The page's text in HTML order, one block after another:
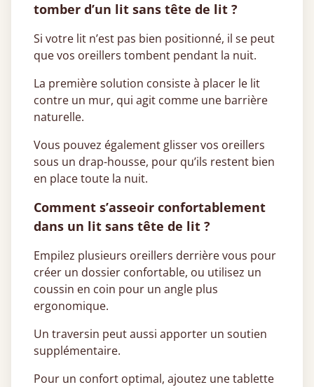
tomber d’un lit sans tête de lit ?
Si votre lit n’est pas bien positionné, il se peut
que vos oreillers tombent pendant la nuit.
La première solution consiste à placer le lit
contre un mur, qui agit comme une barrière
naturelle.
Vous pouvez également glisser vos oreillers
sous un drap-housse, pour qu’ils restent bien
en place toute la nuit.
Comment s’asseoir confortablement
dans un lit sans tête de lit ?
Empilez plusieurs oreillers derrière vous pour
créer un dossier confortable, ou utilisez un
coussin en coin pour un angle plus
ergonomique.
Un traversin peut aussi apporter un soutien
supplémentaire.
Pour un confort optimal, ajoutez une tablette